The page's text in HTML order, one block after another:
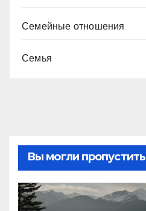
Семейные отношения
Семья
Вы могли пропустить